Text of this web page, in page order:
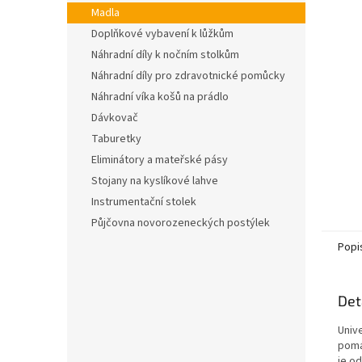
n
e
Madla
Doplňkové vybavení k lůžkům
Náhradní díly k nočním stolkům
Náhradní díly pro zdravotnické pomůcky
Náhradní víka košů na prádlo
Dávkovač
Taburetky
Eliminátory a mateřské pásy
Stojany na kyslíkové lahve
Instrumentační stolek
Půjčovna novorozeneckých postýlek